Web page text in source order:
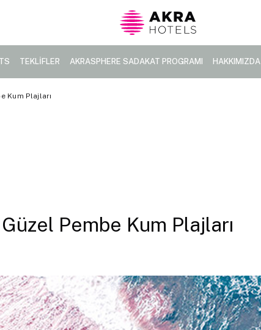
TEKLİFLER AKRASPHERE SADAKAT PROGRAMI HAKKIMIZDA
Kum Plajları
Güzel Pembe Kum Plajları